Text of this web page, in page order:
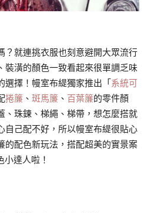
？就連挑衣服也刻意避開大眾流行
裝潢的顏色一致看起來很單調乏味
選擇！幔室布緹獨家推出「系統可
捲簾 、 斑馬簾 、 百葉簾的零件顏
、珠鍊、梯繩、梯帶，想怎麼搭就
自己配不好，所以幔室布緹很貼心
的配色新玩法，搭配超美的實景案
達人啦！